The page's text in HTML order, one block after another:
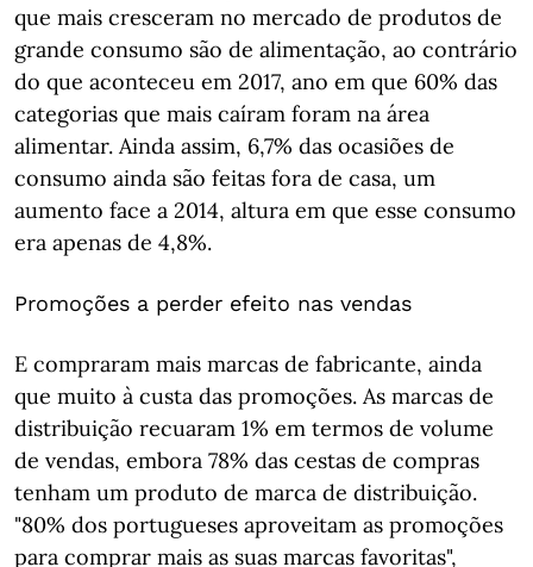
que mais cresceram no mercado de produtos de
grande consumo são de alimentação, ao contrário
do que aconteceu em 2017, ano em que 60% das
categorias que mais caíram foram na área
alimentar. Ainda assim, 6,7% das ocasiões de
consumo ainda são feitas fora de casa, um
aumento face a 2014, altura em que esse consumo
era apenas de 4,8%.
Promoções a perder efeito nas vendas
E compraram mais marcas de fabricante, ainda
que muito à custa das promoções. As marcas de
distribuição recuaram 1% em termos de volume
de vendas, embora 78% das cestas de compras
tenham um produto de marca de distribuição.
"80% dos portugueses aproveitam as promoções
para comprar mais as suas marcas favoritas",